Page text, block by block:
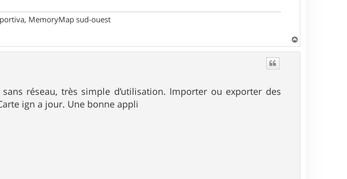
MemoryMap sud-ouest
a
sans réseau, très simple d’utilisation. Importer ou exporter des
ign a jour. Une bonne appli